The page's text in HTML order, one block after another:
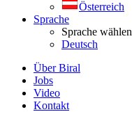
Österreich
Sprache
Sprache wählen
Deutsch
Über Biral
Jobs
Video
Kontakt